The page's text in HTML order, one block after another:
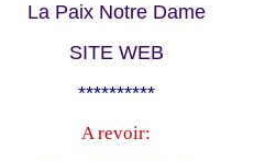
La Paix Notre Dame
SITE WEB
**********
A revoir: